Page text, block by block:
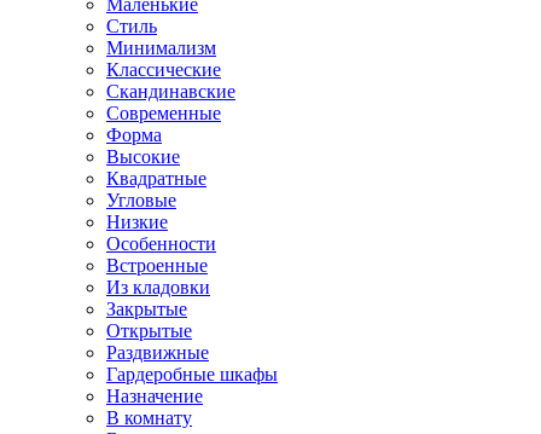
Маленькие
Стиль
Минимализм
Классические
Скандинавские
Современные
Форма
Высокие
Квадратные
Угловые
Низкие
Особенности
Встроенные
Из кладовки
Закрытые
Открытые
Раздвижные
Гардеробные шкафы
Назначение
В комнату